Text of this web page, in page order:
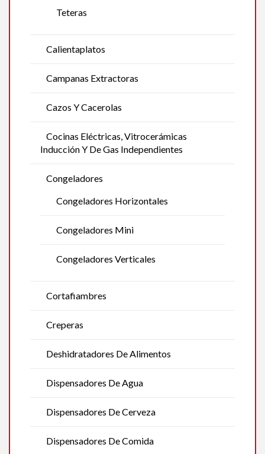
Teteras
Calientaplatos
Campanas Extractoras
Cazos Y Cacerolas
Cocinas Eléctricas, Vitrocerámicas
Inducción Y De Gas Independientes
Congeladores
Congeladores Horizontales
Congeladores Mini
Congeladores Verticales
Cortafiambres
Creperas
Deshidratadores De Alimentos
Dispensadores De Agua
Dispensadores De Cerveza
Dispensadores De Comida